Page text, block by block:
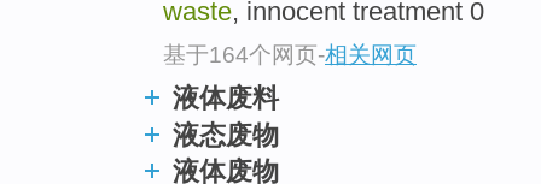
waste, innocent treatment 0
基于164个网页-相关网页
液体废料
液态废物
液体废物